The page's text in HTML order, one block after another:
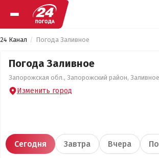
24 Канал Погода Заливное
Погода Заливное
Запорожская обл., Запорожский район,
Изменить город
Сегодня Завтра Вчера